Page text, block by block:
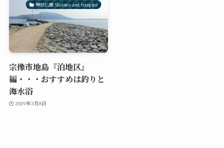
神社仏閣 Shrines and temples
宗像市地島『泊地区』
編・・・おすすめは釣りと
海水浴
2019年3月8日